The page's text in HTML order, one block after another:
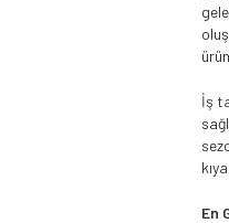
İş
En